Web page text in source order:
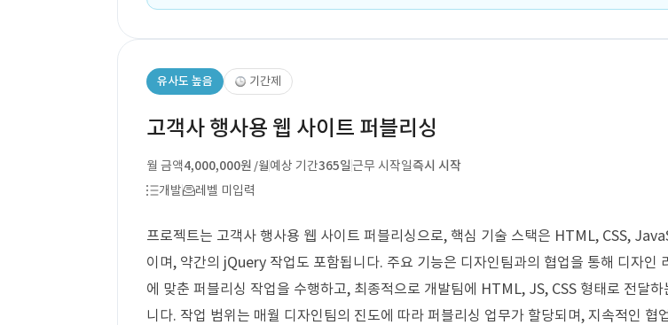
유사도 높음 기간제
고객사 행사용 웹 사이트 퍼블리싱
월 금액4,000,000원 /월예상 기간365일근무 시작일즉시 시작
개발
레벨 미입력
프로젝트는 고객사 행사용 웹 사이트 퍼블리싱으로, 핵심 기술 스택은 HTML, CSS,
이며, 약간의 jQuery 작업도 포함됩니다. 주요 기능은 디자인팀과의 협업을 통해 디자인
에 맞춘 퍼블리싱 작업을 수행하고, 최종적으로 개발팀에 HTML, JS, CSS 형태로 전달하
니다. 작업 범위는 매월 디자인팀의 진도에 따라 퍼블리싱 업무가 할당되며, 지속적인 협